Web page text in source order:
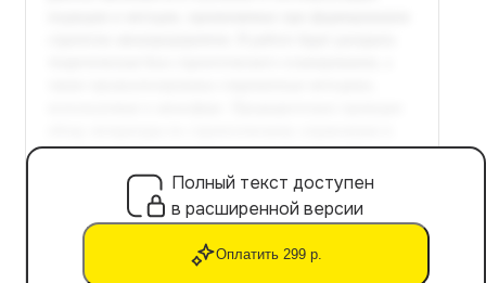
Полный текст доступен
в расширенной версии
Оплатить 299 р.